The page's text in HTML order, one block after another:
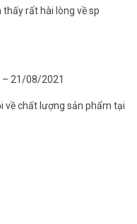
rất hài lòng về sp
– 21/08/2021
về chất lượng sản phẩm tại